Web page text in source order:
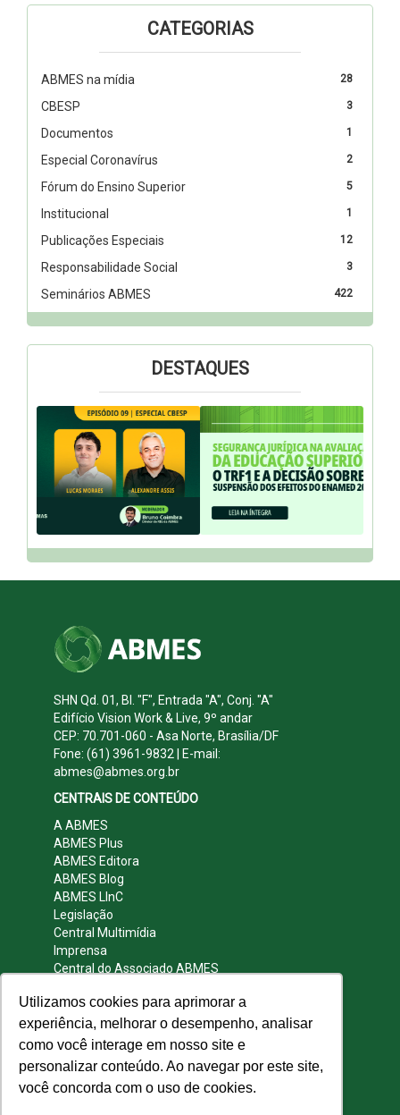
Utilizamos cookies para aprimorar a
experiência, melhorar o desempenho, analisar
como você interage em nosso site e
personalizar conteúdo. Ao navegar por este site,
você concorda com o uso de cookies.
CATEGORIAS
28
ABMES na mídia
3
CBESP
1
Documentos
2
Especial Coronavírus
5
Fórum do Ensino Superior
1
Institucional
12
Publicações Especiais
3
Responsabilidade Social
422
Seminários ABMES
DESTAQUES
SHN Qd. 01, Bl. "F", Entrada "A", Conj. "A"
Edifício Vision Work & Live, 9º andar
CEP: 70.701-060 - Asa Norte, Brasília/DF
Fone: (61) 3961-9832 | E-mail:
abmes@abmes.org.br
CENTRAIS DE CONTEÚDO
A ABMES
ABMES Plus
ABMES Editora
ABMES Blog
ABMES LInC
Legislação
Central Multimídia
Imprensa
Central do Associado ABMES
REDES SOCIAIS